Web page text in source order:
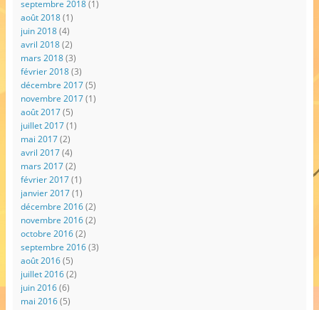
septembre 2018(1)
août 2018(1)
juin 2018(4)
avril 2018(2)
mars 2018(3)
février 2018(3)
décembre 2017(5)
novembre 2017(1)
août 2017(5)
juillet 2017(1)
mai 2017(2)
avril 2017(4)
mars 2017(2)
février 2017(1)
janvier 2017(1)
décembre 2016(2)
novembre 2016(2)
octobre 2016(2)
septembre 2016(3)
août 2016(5)
juillet 2016(2)
juin 2016(6)
mai 2016(5)